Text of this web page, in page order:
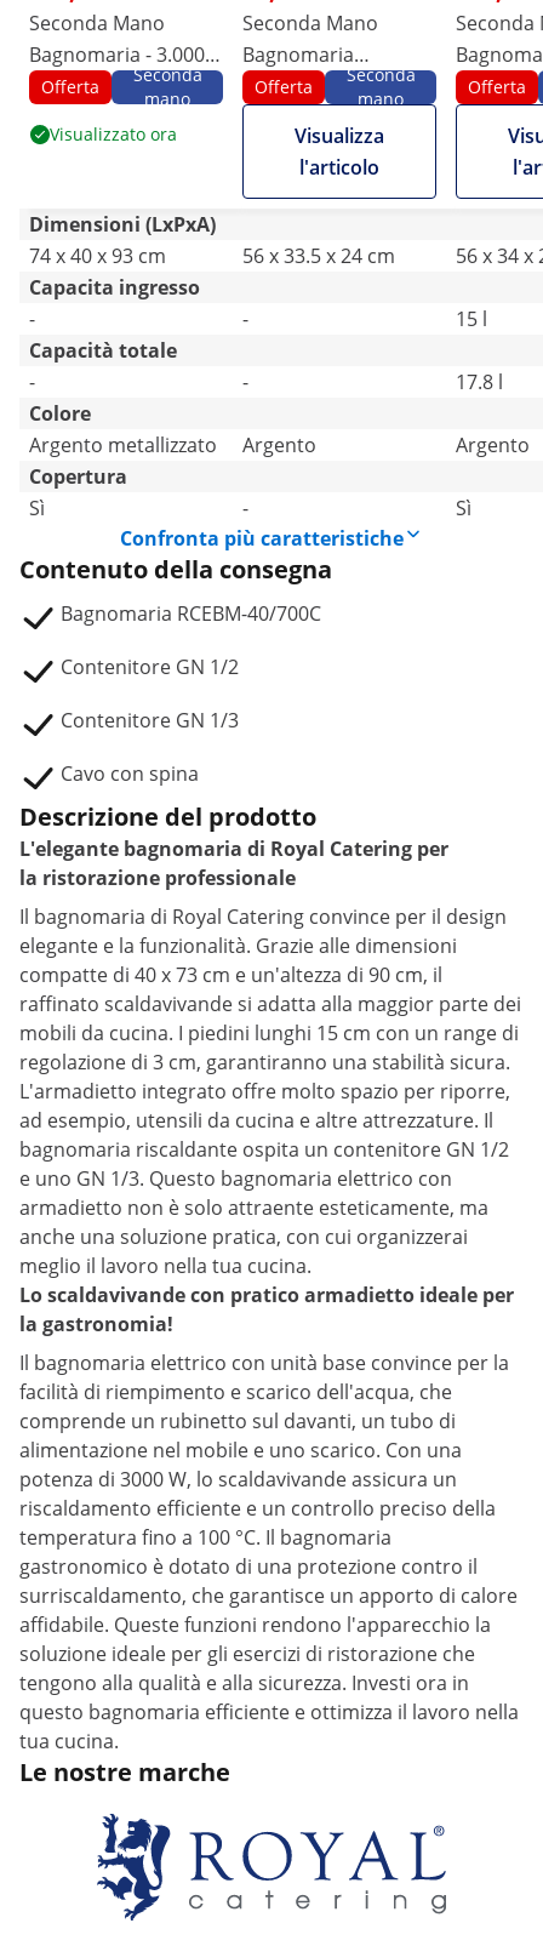
Seconda Mano
Bagnomaria - 3.000
W - GN 1/2 - GN 1/3 -
base (40 x 73 cm) -
Offerta
Seconda
mano
Visualizzato ora
Seconda Mano
Bagnomaria
professionale - 600
W - GN 1/1 - Senza
contenitore -
Rubinetto di scarico
Offerta
Seconda
mano
Visualizza
l'articolo
Seconda
2 GN 1/
di scarico
Offerta
Dimensioni (LxPxA)
74 x 40 x 93 cm
56 x 33.5 x 24 cm
56 x 34 x
Capacita ingresso
-
-
15 l
Capacità totale
-
-
17.8 l
Colore
Argento metallizzato
Argento
Argento
Copertura
Sì
-
Sì
Confronta più caratteristiche
Contenuto della consegna
Bagnomaria RCEBM-40/700C
Contenitore GN 1/2
Contenitore GN 1/3
Cavo con spina
Descrizione del prodotto
L'elegante bagnomaria di Royal Catering per
la ristorazione professionale
Il bagnomaria di Royal Catering convince per il design
elegante e la funzionalità. Grazie alle dimensioni
compatte di 40 x 73 cm e un'altezza di 90 cm, il
raffinato scaldavivande si adatta alla maggior parte dei
mobili da cucina. I piedini lunghi 15 cm con un range di
regolazione di 3 cm, garantiranno una stabilità sicura.
L'armadietto integrato offre molto spazio per riporre,
ad esempio, utensili da cucina e altre attrezzature. Il
bagnomaria riscaldante ospita un contenitore GN 1/2
e uno GN 1/3. Questo bagnomaria elettrico con
armadietto non è solo attraente esteticamente, ma
anche una soluzione pratica, con cui organizzerai
meglio il lavoro nella tua cucina.
Lo scaldavivande con pratico armadietto ideale per
la gastronomia!
Il bagnomaria elettrico con unità base convince per la
facilità di riempimento e scarico dell'acqua, che
comprende un rubinetto sul davanti, un tubo di
alimentazione nel mobile e uno scarico. Con una
potenza di 3000 W, lo scaldavivande assicura un
riscaldamento efficiente e un controllo preciso della
temperatura fino a 100 °C. Il bagnomaria
gastronomico è dotato di una protezione contro il
surriscaldamento, che garantisce un apporto di calore
affidabile. Queste funzioni rendono l'apparecchio la
soluzione ideale per gli esercizi di ristorazione che
tengono alla qualità e alla sicurezza. Investi ora in
questo bagnomaria efficiente e ottimizza il lavoro nella
tua cucina.
Le nostre marche